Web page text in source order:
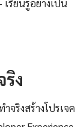
เรียนรู้อย่างเป็น
ง
จริงสร้างโปรเจค